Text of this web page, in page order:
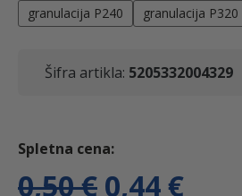
granulacija P240 granulacija P320
Šifra artikla: 5205332004329
0,50€ I
0,44€T